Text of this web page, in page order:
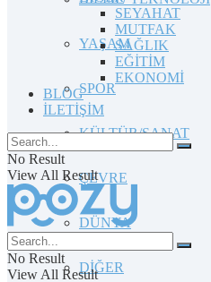
YAŞAM
SPOR
KÜLTÜR/SANAT
ÇEVRE
DÜNYA
DİĞER
SEYAHAT
MUTFAK
SAĞLIK
EĞİTİM
EKONOMİ
BLOG
İLETİŞİM
No Result
View All Result
No Result
View All Result